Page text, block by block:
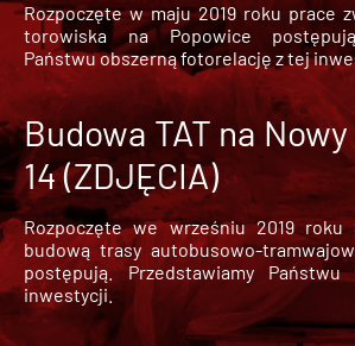
Rozpoczęte w maju 2019 roku prace
torowiska na Popowice
Państwu obszerną fotorelację z tej
Budowa TAT na
14 (ZDJĘCIA)
Rozpoczęte we wrześniu 2019 roku
budową trasy autobusowo-
postępują. Przedstawiamy
inwestycji.